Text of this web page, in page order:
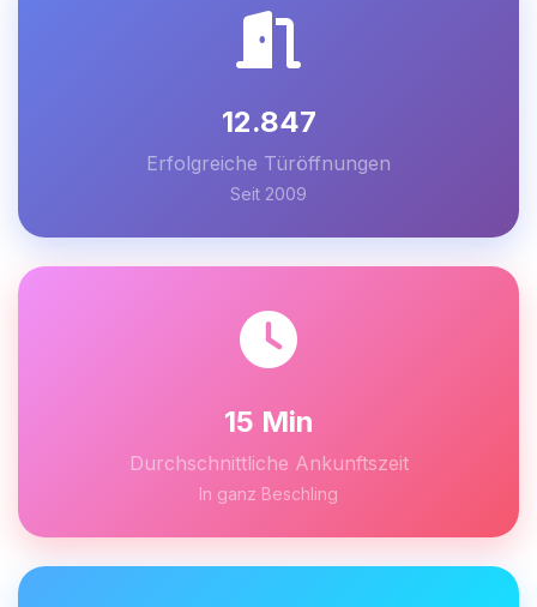
12.847
Erfolgreiche Türöffnungen
Seit 2009
15 Min
Durchschnittliche Ankunftszeit
In ganz Beschling